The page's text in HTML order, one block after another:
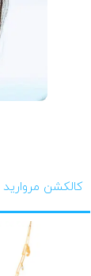
کالکشن مروارید